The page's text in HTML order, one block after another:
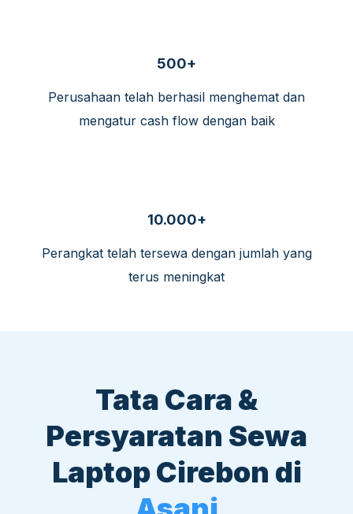
500+
Perusahaan telah berhasil menghemat dan
mengatur cash flow dengan baik
10.000+
Perangkat telah tersewa dengan jumlah yang
terus meningkat
Tata Cara &
Persyaratan Sewa
Laptop Cirebon di